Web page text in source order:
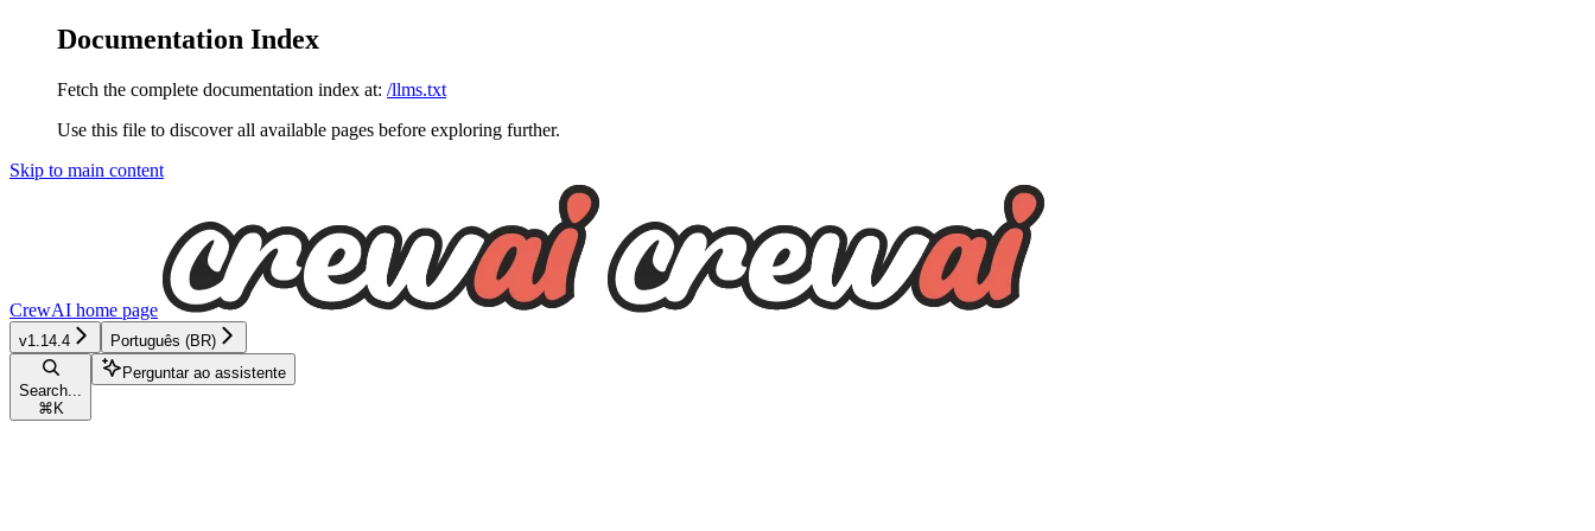
Documentation Index
Fetch the complete documentation index at: /llms.txt
Use this file to discover all available pages before exploring further.
Skip to main content
CrewAI home page
v1.14.4 Português (BR)
Search...
⌘ K
Perguntar ao assistente